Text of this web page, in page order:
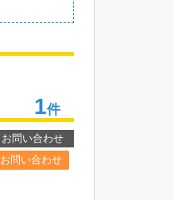
1件
お問い合わせ
お問い合わせ